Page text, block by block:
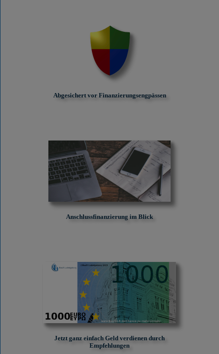
Abgesichert vor Finanzierungs­engpässen
Anschlussfinanzierung im Blick
Jetzt ganz einfach Geld verdienen durch
Empfehlungen